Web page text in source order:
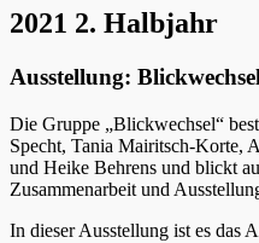
2021 2. Halbjahr
Ausstellung:
Die Gruppe „Blickwechsel“
Specht, Tania Mairitsch-Korte,
und Heike Behrens und blickt
Zusammenarbeit und
In dieser Ausstellung ist es das